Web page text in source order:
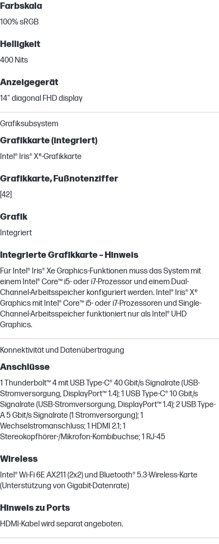
Farbskala
100% sRGB
Helligkeit
400 Nits
Anzeigegerät
14" diagonal FHD display
Grafiksubsystem
Grafikkarte (integriert)
Intel® Iris® Xᵉ-Grafikkarte
Grafikkarte, Fußnotenziffer
[42]
Grafik
Integriert
Integrierte Grafikkarte – Hinweis
Für Intel® Iris® Xe Graphics-Funktionen muss das System mit
einem Intel® Core™ i5- oder i7-Prozessor und einem Dual-
Channel-Arbeitsspeicher konfiguriert werden. Intel® Iris® Xᵉ
Graphics mit Intel® Core™ i5- oder i7-Prozessoren und Single-
Channel-Arbeitsspeicher funktioniert nur als Intel® UHD
Graphics.
Konnektivität und Datenübertragung
Anschlüsse
1 Thunderbolt™ 4 mit USB Type-C® 40 Gbit/s Signalrate (USB-
Stromversorgung, DisplayPort™ 1.4); 1 USB Type-C® 10 Gbit/s
Signalrate (USB-Stromversorgung, DisplayPort™ 1.4); 2 USB Type-
A 5 Gbit/s Signalrate (1 Stromversorgung); 1
Wechselstromanschluss; 1 HDMI 2.1; 1
Stereokopfhörer-/Mikrofon-Kombibuchse; 1 RJ-45
Wireless
Intel® Wi-Fi 6E AX211 (2x2) und Bluetooth® 5.3-Wireless-Karte
(Unterstützung von Gigabit-Datenrate)
Hinweis zu Ports
HDMI-Kabel wird separat angeboten.